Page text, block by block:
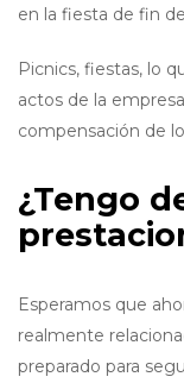
en la fiesta de fin
Picnics, fiestas, lo
actos de la
compensación de
¿Tengo
Esperamos que
realmente
preparado para